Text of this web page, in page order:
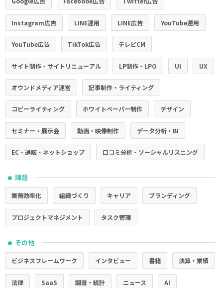
Instagram広告 LINE運用 LINE広告 YouTube運用
YouTube広告 TikTok広告 テレビCM
サイト制作・サイトリニューアル LP制作・LPO UI UX
オウンドメディア運営 記事制作・ライティング
コピーライティング ホワイトペーパー制作 デザイン
セミナー・展示会 動画・映像制作 データ分析・BI
EC・通販・ネットショップ 口コミ分析・ソーシャルリスニング
● 課題
業務効率化 組織づくり キャリア ブランディング
プロジェクトマネジメント タスク管理
● その他
ビジネスフレームワーク インタビュー 書籍 決算・業績
法律 SaaS 調査・統計 ニュース AI